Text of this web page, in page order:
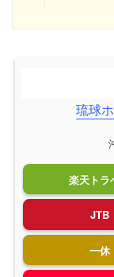
琉球
楽天トラ
JTB
一休